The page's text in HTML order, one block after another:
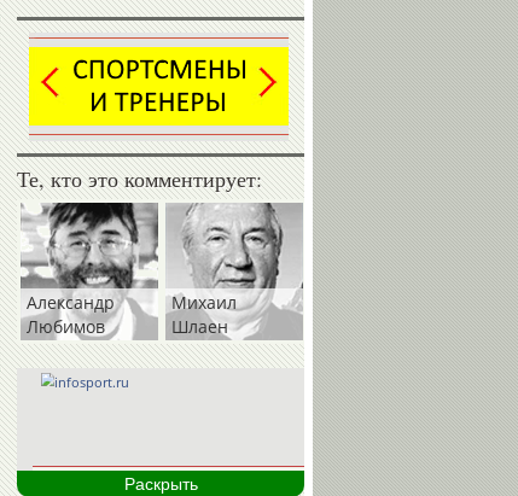
Те, кто это комментирует:
Александр
Любимов
Михаил
Шлаен
Раскрыть